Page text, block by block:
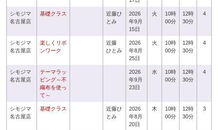
シモジマ
名古屋店
基礎クラス
近藤ひ
とみ
2026
年9月
15日
火
10時
00分
12時
30分
4
シモジマ
名古屋店
楽しくリボ
ンワーク
近藤
ひとみ
2026
年8月
25日
火
10時
00分
12時
30分
4
シモジマ
名古屋店
テーマラッ
ピング～不
織布を使っ
て～
2026
年9月
23日
水
10時
00分
12時
30分
4
シモジマ
名古屋店
基礎クラス
近藤ひ
とみ
2026
年8月
20日
木
10時
00分
12時
30分
3